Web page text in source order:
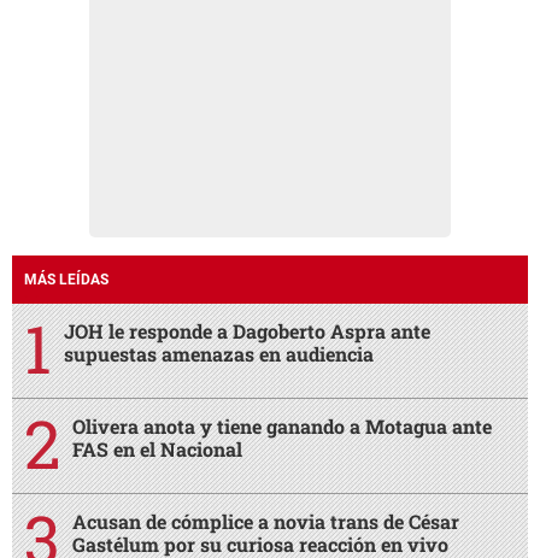
MÁS LEÍDAS
JOH le responde a Dagoberto Aspra ante
supuestas amenazas en audiencia
Olivera anota y tiene ganando a Motagua ante
FAS en el Nacional
Acusan de cómplice a novia trans de César
Gastélum por su curiosa reacción en vivo